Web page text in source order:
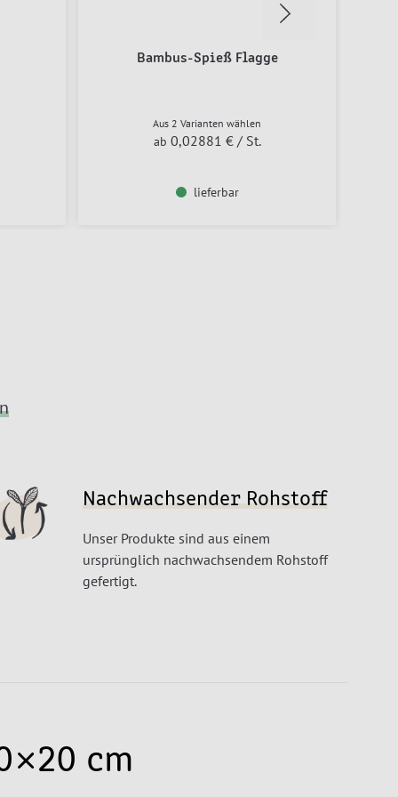
Bambus-Spieß Flagge
Aus 2 Varianten wählen
ab 0,02881 € / St.
lieferbar
Nachwachsender Rohstoff
Unser Produkte sind aus einem
ursprünglich nachwachsendem Rohstoff
gefertigt.
cm